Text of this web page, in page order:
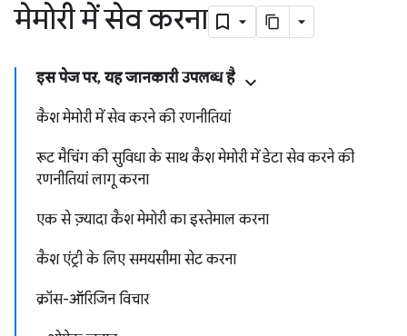
मेमोरी में सेव करना
इस पेज पर, यह जानकारी उपलब्ध है
कैश मेमोरी में सेव करने की रणनीतियां
रूट मैचिंग की सुविधा के साथ कैश मेमोरी में डेटा सेव करने की
रणनीतियां लागू करना
एक से ज़्यादा कैश मेमोरी का इस्तेमाल करना
कैश एंट्री के लिए समयसीमा सेट करना
क्रॉस-ऑरिजिन विचार